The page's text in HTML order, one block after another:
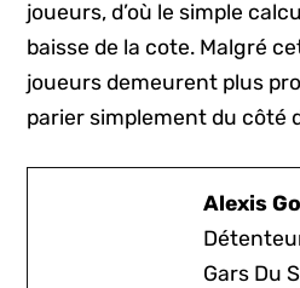
joueurs, d’où le simple
baisse de la cote. Malgré
joueurs demeurent plus
parier simplement du côté
Alexis
Gars Du